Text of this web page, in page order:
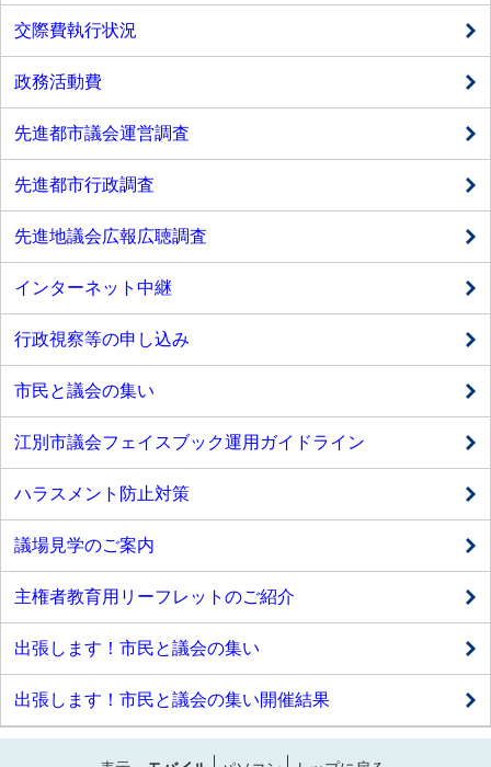
交際費執行状況
政務活動費
先進都市議会運営調査
先進都市行政調査
先進地議会広報広聴調査
インターネット中継
行政視察等の申し込み
市民と議会の集い
江別市議会フェイスブック運用ガイドライン
ハラスメント防止対策
議場見学のご案内
主権者教育用リーフレットのご紹介
出張します！市民と議会の集い
出張します！市民と議会の集い開催結果